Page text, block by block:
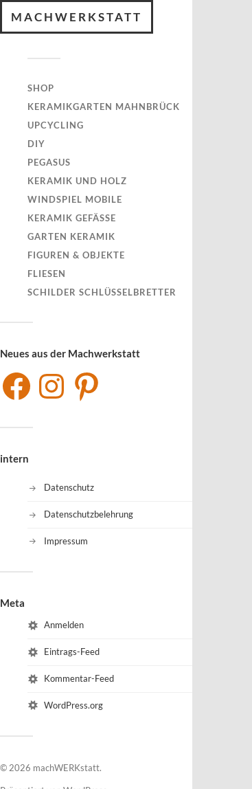
MACHWERKSTATT
SHOP
KERAMIKGARTEN MAHNBRÜCK
UPCYCLING
DIY
PEGASUS
KERAMIK UND HOLZ
WINDSPIEL MOBILE
KERAMIK GEFÄSSE
GARTEN KERAMIK
FIGUREN & OBJEKTE
FLIESEN
SCHILDER SCHLÜSSELBRETTER
Neues aus der Machwerkstatt
intern
Datenschutz
Datenschutzbelehrung
Impressum
Meta
Anmelden
Eintrags-Feed
Kommentar-Feed
WordPress.org
© 2026 machWERKstatt.